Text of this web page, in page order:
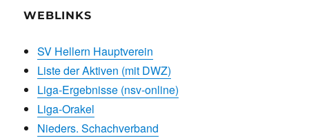
WEBLINKS
SV Hellern Hauptverein
Liste der Aktiven (mit DWZ)
Liga-Ergebnisse (nsv-online)
Liga-Orakel
Nieders. Schachverband